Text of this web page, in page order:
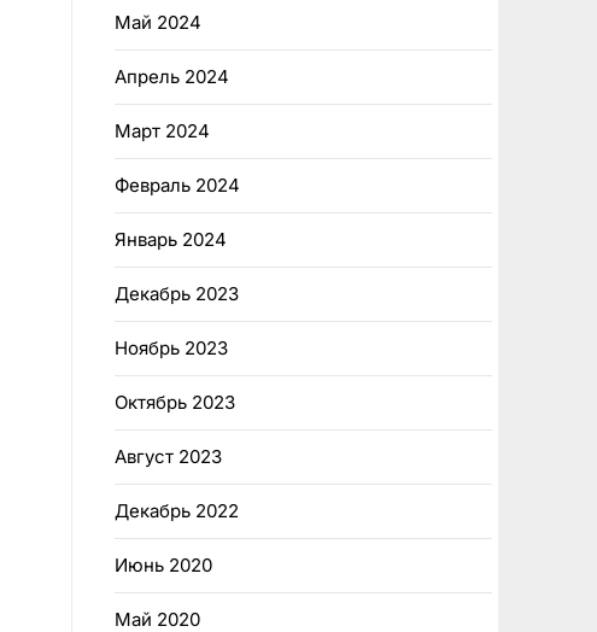
Май 2024
Апрель 2024
Март 2024
Февраль 2024
Январь 2024
Декабрь 2023
Ноябрь 2023
Октябрь 2023
Август 2023
Декабрь 2022
Июнь 2020
Май 2020